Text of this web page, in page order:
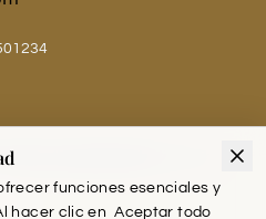
funciones esenciales y
hacer clic en Aceptar todo